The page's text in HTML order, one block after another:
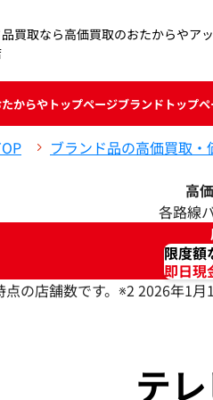
買取なら高価買取のおたからやア
からやトップページブランド トップ
ブランド品の高価買取・
高
各路線
限度額
即日現
の店舗数です。 ※2 2026年1月
テ